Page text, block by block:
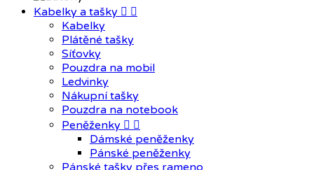
Kabelky a tašky  
Kabelky
Plátěné tašky
Síťovky
Pouzdra na mobil
Ledvinky
Nákupní tašky
Pouzdra na notebook
Peněženky  
Dámské peněženky
Pánské peněženky
Pánské tašky přes rameno